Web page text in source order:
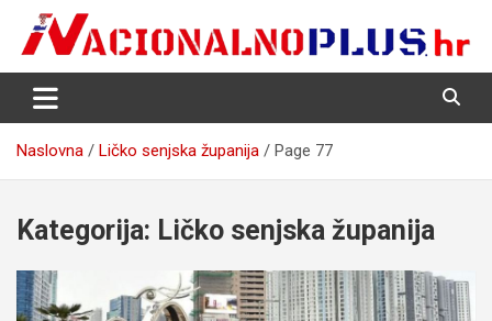
content
NacionalnoPlus.hr
Nacija želi znati više
Naslovna Ličko senjska županija Page 77
Kategorija: Ličko senjska županija